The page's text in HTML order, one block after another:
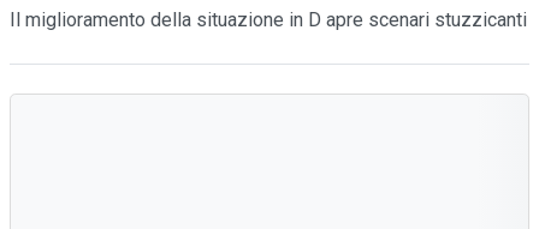
Il miglioramento della situazione in D apre scenari stuzzicanti